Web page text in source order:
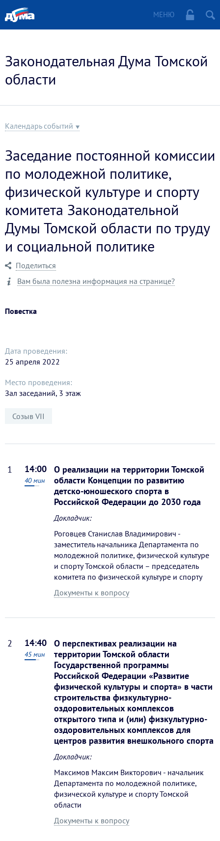
МЕНЮ
Законодательная Дума Томской
области
Календарь событий
Заседание постоянной комиссии
по молодежной политике,
физической культуре и спорту
комитета Законодательной
Думы Томской области по труду
и социальной политике
Поделиться
Вам была полезна информация на странице?
Повестка
Дата проведения:
25 апреля 2022
Место проведения:
Зал заседаний, 3 этаж
Созыв VII
1 14:00
40мин
О реализации на территории Томской
области Концепции по развитию
детско-юношеского спорта в
Российской Федерации до 2030 года
Докладчик:
Роговцев Станислав Владимирович -
заместитель начальника Департамента по
молодежной политике, физической культуре
и спорту Томской области – председатель
комитета по физической культуре и спорту
Документы к вопросу
2 14:40
45мин
О перспективах реализации на
территории Томской области
Государственной программы
Российской Федерации «Развитие
физической культуры и спорта» в части
строительства физкультурно-
оздоровительных комплексов
открытого типа и (или) физкультурно-
оздоровительных комплексов для
центров развития внешкольного спорта
Докладчик:
Максимов Максим Викторович - начальник
Департамента по молодежной политике,
физической культуре и спорту Томской
области
Документы к вопросу